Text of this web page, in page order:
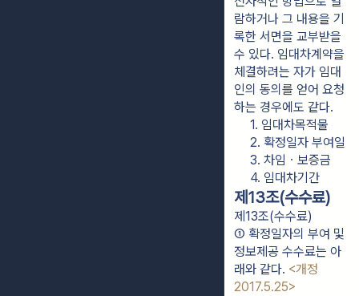
람하거나 그 내용을 기
록한 서면을 교부받을
수 있다. 임대차계약을
체결하려는 자가 임대
인의 동의를 얻어 요청
하는 경우에도 같다.
1. 임대차목적물
2. 확정일자 부여일
3. 차임ㆍ보증금
4. 임대차기간
제13조(수수료)
제13조(수수료)
① 확정일자의 부여 및
정보제공 수수료는 아
래와 같다. <개정
2017.5.25>